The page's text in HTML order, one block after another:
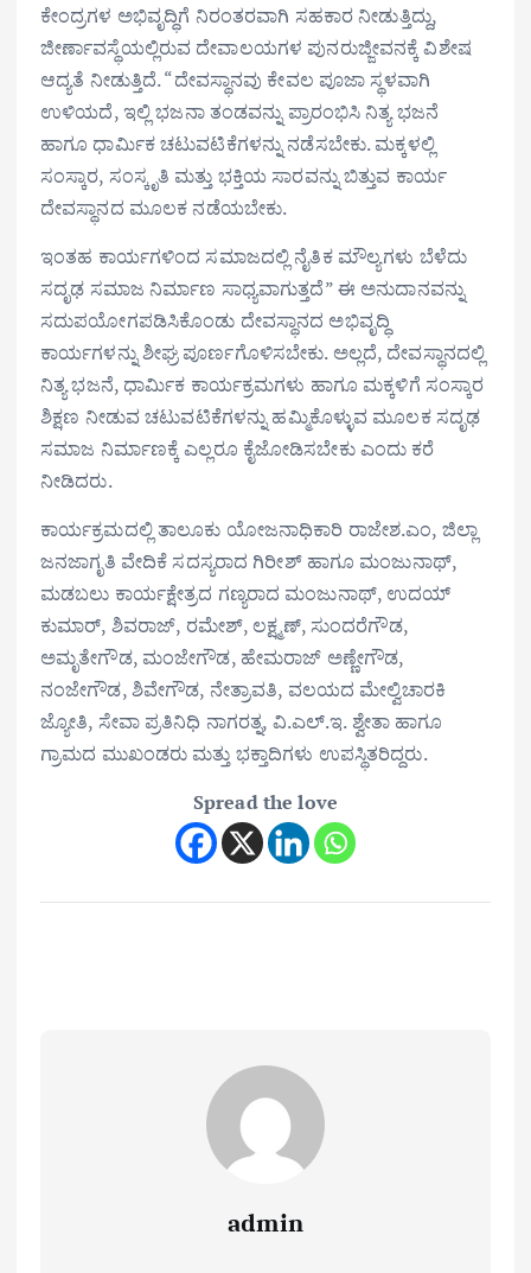
ಕೇಂದ್ರಗಳ ಅಭಿವೃದ್ಧಿಗೆ ನಿರಂತರವಾಗಿ ಸಹಕಾರ ನೀಡುತ್ತಿದ್ದು,
ಜೀರ್ಣಾವಸ್ಥೆಯಲ್ಲಿರುವ ದೇವಾಲಯಗಳ ಪುನರುಜ್ಜೀವನಕ್ಕೆ ವಿಶೇಷ
ಆದ್ಯತೆ ನೀಡುತ್ತಿದೆ. “ದೇವಸ್ಥಾನವು ಕೇವಲ ಪೂಜಾ ಸ್ಥಳವಾಗಿ
ಉಳಿಯದೆ, ಇಲ್ಲಿ ಭಜನಾ ತಂಡವನ್ನು ಪ್ರಾರಂಭಿಸಿ ನಿತ್ಯ ಭಜನೆ
ಹಾಗೂ ಧಾರ್ಮಿಕ ಚಟುವಟಿಕೆಗಳನ್ನು ನಡೆಸಬೇಕು. ಮಕ್ಕಳಲ್ಲಿ
ಸಂಸ್ಕಾರ, ಸಂಸ್ಕೃತಿ ಮತ್ತು ಭಕ್ತಿಯ ಸಾರವನ್ನು ಬಿತ್ತುವ ಕಾರ್ಯ
ದೇವಸ್ಥಾನದ ಮೂಲಕ ನಡೆಯಬೇಕು.
ಇಂತಹ ಕಾರ್ಯಗಳಿಂದ ಸಮಾಜದಲ್ಲಿ ನೈತಿಕ ಮೌಲ್ಯಗಳು ಬೆಳೆದು
ಸದೃಢ ಸಮಾಜ ನಿರ್ಮಾಣ ಸಾಧ್ಯವಾಗುತ್ತದೆ” ಈ ಅನುದಾನವನ್ನು
ಸದುಪಯೋಗಪಡಿಸಿಕೊಂಡು ದೇವಸ್ಥಾನದ ಅಭಿವೃದ್ಧಿ
ಕಾರ್ಯಗಳನ್ನು ಶೀಘ್ರ ಪೂರ್ಣಗೊಳಿಸಬೇಕು. ಅಲ್ಲದೆ, ದೇವಸ್ಥಾನದಲ್ಲಿ
ನಿತ್ಯ ಭಜನೆ, ಧಾರ್ಮಿಕ ಕಾರ್ಯಕ್ರಮಗಳು ಹಾಗೂ ಮಕ್ಕಳಿಗೆ ಸಂಸ್ಕಾರ
ಶಿಕ್ಷಣ ನೀಡುವ ಚಟುವಟಿಕೆಗಳನ್ನು ಹಮ್ಮಿಕೊಳ್ಳುವ ಮೂಲಕ ಸದೃಢ
ಸಮಾಜ ನಿರ್ಮಾಣಕ್ಕೆ ಎಲ್ಲರೂ ಕೈಜೋಡಿಸಬೇಕು ಎಂದು ಕರೆ
ನೀಡಿದರು.
ಕಾರ್ಯಕ್ರಮದಲ್ಲಿ ತಾಲೂಕು ಯೋಜನಾಧಿಕಾರಿ ರಾಜೇಶ.ಎಂ, ಜಿಲ್ಲಾ
ಜನಜಾಗೃತಿ ವೇದಿಕೆ ಸದಸ್ಯರಾದ ಗಿರೀಶ್ ಹಾಗೂ ಮಂಜುನಾಥ್,
ಮಡಬಲು ಕಾರ್ಯಕ್ಷೇತ್ರದ ಗಣ್ಯರಾದ ಮಂಜುನಾಥ್, ಉದಯ್
ಕುಮಾರ್, ಶಿವರಾಜ್, ರಮೇಶ್, ಲಕ್ಷ್ಮಣ್, ಸುಂದರೆಗೌಡ,
ಅಮೃತೇಗೌಡ, ಮಂಜೇಗೌಡ, ಹೇಮರಾಜ್ ಅಣ್ಣೇಗೌಡ,
ನಂಜೇಗೌಡ, ಶಿವೇಗೌಡ, ನೇತ್ರಾವತಿ, ವಲಯದ ಮೇಲ್ವಿಚಾರಕಿ
ಜ್ಯೋತಿ, ಸೇವಾ ಪ್ರತಿನಿಧಿ ನಾಗರತ್ನ, ವಿ.ಎಲ್.ಇ. ಶ್ವೇತಾ ಹಾಗೂ
ಗ್ರಾಮದ ಮುಖಂಡರು ಮತ್ತು ಭಕ್ತಾದಿಗಳು ಉಪಸ್ಥಿತರಿದ್ದರು.
Spread the love
admin